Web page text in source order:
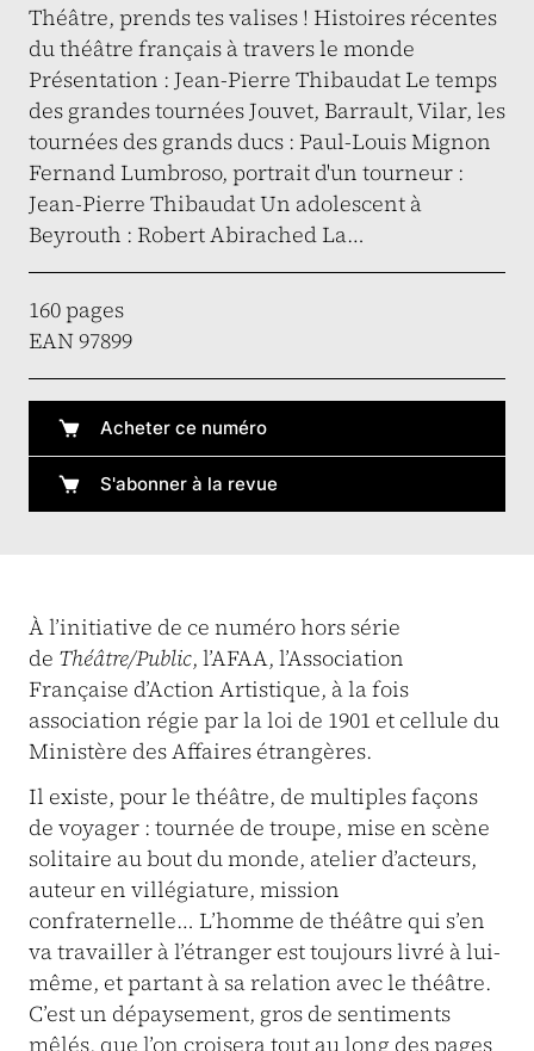
Théâtre, prends tes valises ! Histoires récentes
du théâtre français à travers le monde
Présentation : Jean-Pierre Thibaudat Le temps
des grandes tournées Jouvet, Barrault, Vilar, les
tournées des grands ducs : Paul-Louis Mignon
Fernand Lumbroso, portrait d'un tourneur :
Jean-Pierre Thibaudat Un adolescent à
Beyrouth : Robert Abirached La…
160 pages
EAN 97899
Acheter ce numéro
S'abonner à la revue
À l’initiative de ce numéro hors série
de Théâtre/Public, l’AFAA, l’Association
Française d’Action Artistique, à la fois
association régie par la loi de 1901 et cellule du
Ministère des Affaires étrangères.
Il existe, pour le théâtre, de multiples façons
de voyager : tournée de troupe, mise en scène
solitaire au bout du monde, atelier d’acteurs,
auteur en villégiature, mission
confraternelle… L’homme de théâtre qui s’en
va travailler à l’étranger est toujours livré à lui-
même, et partant à sa relation avec le théâtre.
C’est un dépaysement, gros de sentiments
mêlés, que l’on croisera tout au long des pages